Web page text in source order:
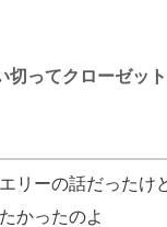
切ってクローゼッ
リーの話だったけ
かったのよ